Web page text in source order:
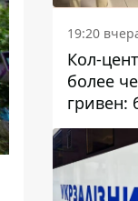
19:20
Кол-
более
гривен: